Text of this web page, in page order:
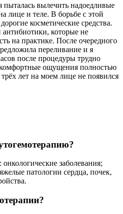
пыталась вылечить надоедливые
лице и теле. В борьбе с этой
косметические средства.
антибиотики, которые не
на практике. После очередного
переливание и я
после процедуры трудно
ощущения полностью
лет на моем лице не появился
заболевания;
патологии сердца, почек,